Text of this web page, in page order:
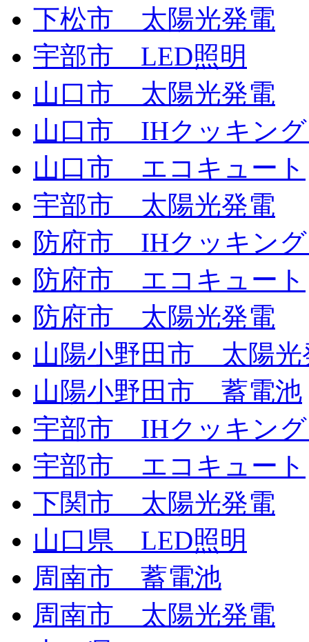
下松市 太陽光発電
宇部市 LED照明
山口市 太陽光発電
山口市 IHクッキン
山口市 エコキュート
宇部市 太陽光発電
防府市 IHクッキン
防府市 エコキュート
防府市 太陽光発電
山陽小野田市 太陽光
山陽小野田市 蓄電池
宇部市 IHクッキング
宇部市 エコキュート
下関市 太陽光発電
山口県 LED照明
周南市 蓄電池
周南市 太陽光発電